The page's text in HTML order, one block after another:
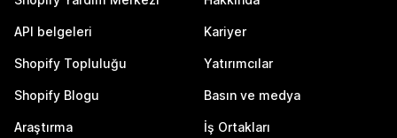
API belgeleri
Shopify Topluluğu
Shopify Blogu
Araştırma
Kariyer
Yatırımcılar
Basın ve medya
İş Ortakları